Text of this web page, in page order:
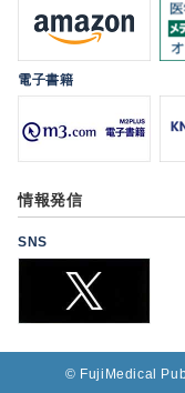
電子書籍
情報発信
SNS
© FujiMedical